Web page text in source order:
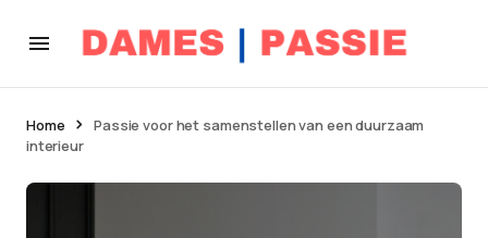
Home
Passie voor het samenstellen van een duurzaam
interieur